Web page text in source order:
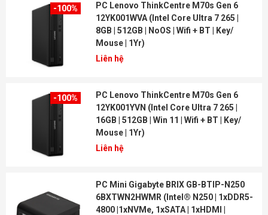
-100%
PC Lenovo ThinkCentre M70s Gen 6
12YK001WVA (Intel Core Ultra 7 265 |
8GB | 512GB | NoOS | Wifi + BT | Key/
Mouse | 1Yr)
Liên hệ
-100%
PC Lenovo ThinkCentre M70s Gen 6
12YK001YVN (Intel Core Ultra 7 265 |
16GB | 512GB | Win 11 | Wifi + BT | Key/
Mouse | 1Yr)
Liên hệ
PC Mini Gigabyte BRIX GB-BTIP-N250
6BXTWN2HWMR (Intel® N250 | 1xDDR5-
4800 |1xNVMe, 1xSATA | 1xHDMI |